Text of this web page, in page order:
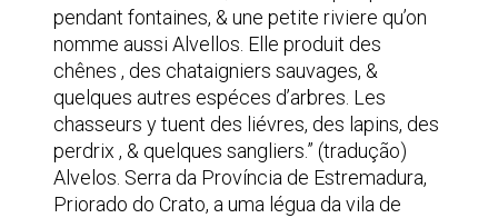
pendant fontaines, & une petite riviere qu’on
nomme aussi Alvellos. Elle produit des
chênes , des chataigniers sauvages, &
quelques autres espéces d’arbres. Les
chasseurs y tuent des liévres, des lapins, des
perdrix , & quelques sangliers.” (tradução)
Alvelos. Serra da Província de Estremadura,
Priorado do Crato, a uma légua da vila de